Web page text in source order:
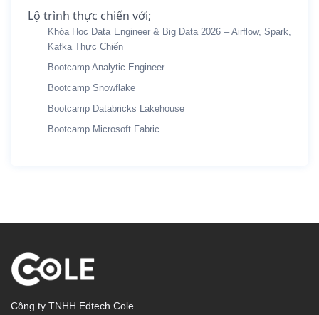
Lộ trình thực chiến với;
Khóa Học Data Engineer & Big Data 2026 – Airflow, Spark,
Kafka Thực Chiến
Bootcamp Analytic Engineer
Bootcamp Snowflake
Bootcamp Databricks Lakehouse
Bootcamp Microsoft Fabric
Công ty TNHH Edtech Cole